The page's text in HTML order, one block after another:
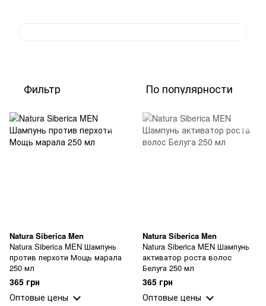
Фильтр По популярности
Natura Siberica Men
Natura Siberica MEN Шампунь
против перхоти Мощь марала
250 мл
365 грн
Оптовые цены
Natura Siberica Men
Natura Siberica MEN Шампунь
активатор роста волос
Белуга 250 мл
365 грн
Оптовые цены